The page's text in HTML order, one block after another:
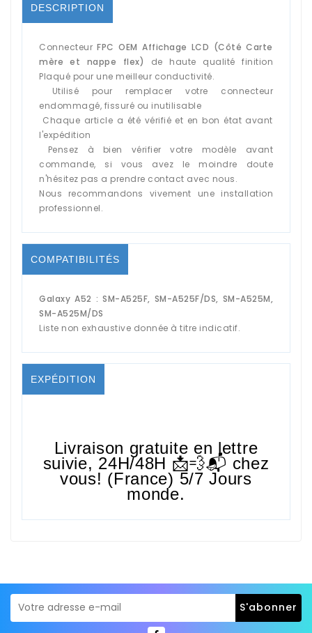
DESCRIPTION
Connecteur FPC OEM Affichage LCD (Côté Carte
mère et nappe flex)
de haute qualité finition
Plaqué pour une meilleur conductivité.
Utilisé pour remplacer votre connecteur
endommagé, fissuré ou inutilisable
Chaque article a été vérifié et en bon état avant
l'expédition
Pensez à bien vérifier votre modèle avant
commande, si vous avez le moindre doute
n'hésitez pas a prendre contact avec nous.
Nous recommandons vivement une installation
professionnel.
COMPATIBILITÉS
Galaxy A52 : SM-A525F, SM-A525F/DS, SM-A525M,
SM-A525M/DS
Liste non exhaustive donnée à titre indicatif.
EXPÉDITION
Livraison gratuite en lettre
suivie, 24H/48H 📩💨📬 chez
vous! (France) 5/7 Jours
monde.